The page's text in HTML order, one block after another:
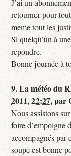
J’ai un
retourner pour
meme tout les
Si quelqu’un à
repondre.
Bonne journée à
9.La météo du
2011, 22:27,par
Nous assistons
foire d’empoigne
accompagnés par
soupe est bonne